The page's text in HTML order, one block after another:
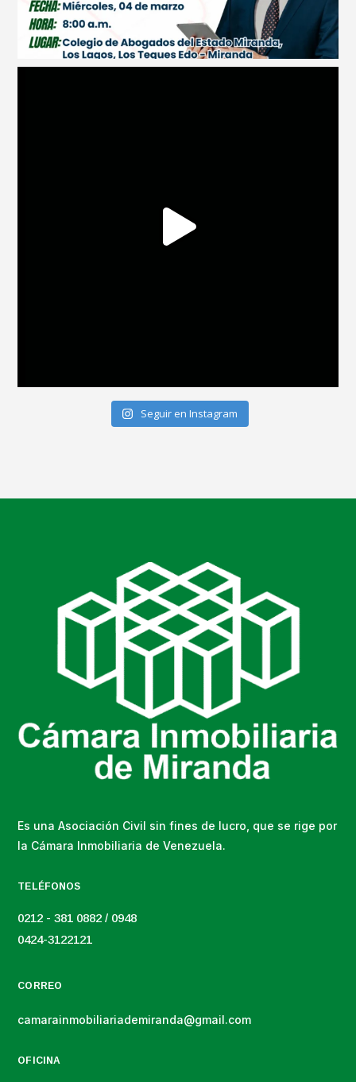
Seguir en Instagram
Es una Asociación Civil sin fines de lucro, que se rige por
la Cámara Inmobiliaria de Venezuela.
TELÉFONOS
0212 - 381 0882 / 0948
0424-3122121
CORREO
camarainmobiliariademiranda@gmail.com
OFICINA